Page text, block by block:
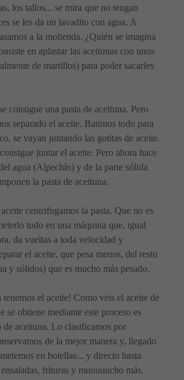
los tallos... se mira que no tengan
se les da un lavadito con agua. A
a la molienda. ¿Quién se imagina
en aplastar las aceitunas con unos
de martillos) para poder sacarles
consigue una pasta de aceituna. Pero
separado el aceite. Batimos todo para
se vayan juntando las gotitas de aceite.
juntar el aceite. Pero ahora hace
agua (Alpechín) y de la parte sólida
la pasta de aceituna.
centrifugamos la pasta. Que no es
todo en una máquina que, igual
da vueltas a toda velocidad y
el aceite, que pesa menos, del resto
y sólidos) que es mucho más pesado.
tenemos el aceite! Como veis el aceite de
se obtiene mediante este proceso es
de aceituna. Lo clasificamos por
de la mejor manera y, llegado
en botellas... y directo hasta
ensaladas, frituras y muuuuucho más.